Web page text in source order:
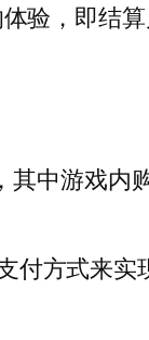
验，即结
其中游戏内
付方式来实